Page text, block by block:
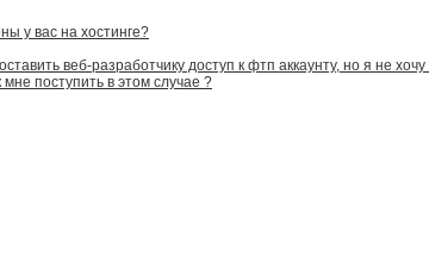
у вас на хостинге?
веб-разработчику доступ к фтп аккаунту, но я не
мне поступить в этом случае ?